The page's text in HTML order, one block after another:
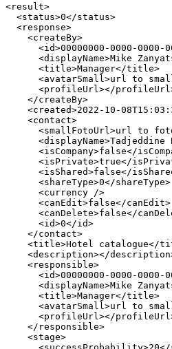
<result>
  <status>0</status>
  <response>
    <createBy>
<id>00000000-0000-0000-
<displayName>Mike
      <title>Manager</title>
<avatarSmall>url to
<profileUrl></
    </createBy>
<created>2022-10-
    <contact>
<smallFotoUrl>url to
<displayName>Tadjeddine
<isCompany>false</
<isPrivate>true</
<isShared>false</
      <shareType>0</shareType>
      <currency />
      <canEdit>false</canEdit>
<canDelete>false</
      <id>0</id>
    </contact>
<title>Hotel catalogue</
<description></
    <responsible>
<id>00000000-0000-0000-
<displayName>Mike
      <title>Manager</title>
<avatarSmall>url to
<profileUrl></
    </responsible>
    <stage>